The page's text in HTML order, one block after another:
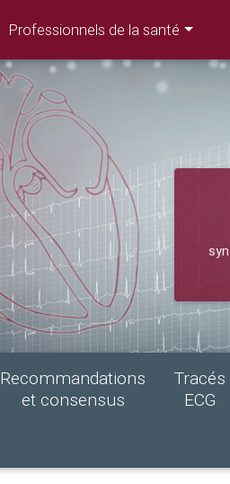
Professionnels de la santé
Recommandations
et consensus
Tracés
ECG